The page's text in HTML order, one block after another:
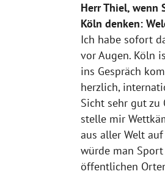
Herr Thiel, wenn
Köln denken:
Ich habe sofort
vor Augen. Köln
ins Gespräch
herzlich,
Sicht sehr gut zu
stelle mir
aus aller Welt
würde man
öffentlichen